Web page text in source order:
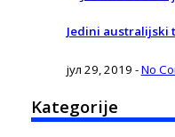
Jedini australijski
јул 29, 2019 -No
Kategorije